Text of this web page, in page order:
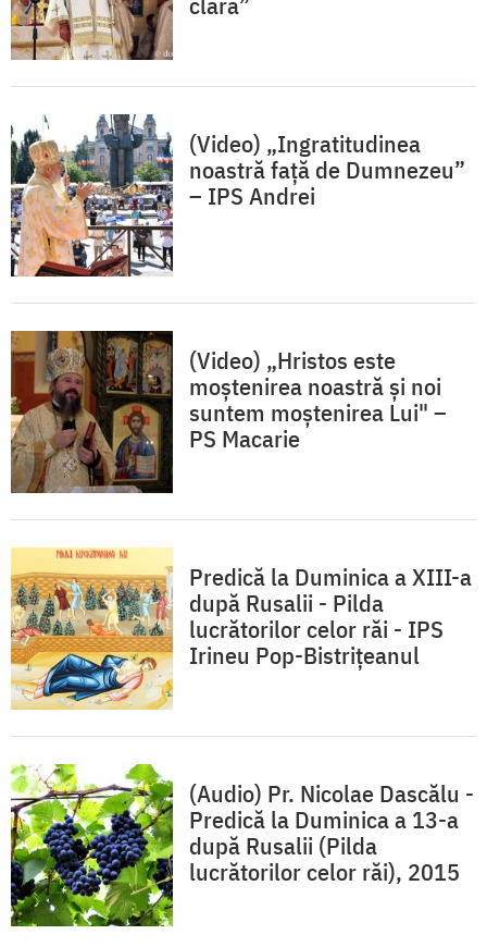
(Video) „Ingratitudinea
noastră față de Dumnezeu”
– IPS Andrei
(Video) „Hristos este
moștenirea noastră și noi
suntem moștenirea Lui" –
PS Macarie
Predică la Duminica a XIII-a
după Rusalii - Pilda
lucrătorilor celor răi - IPS
Irineu Pop-Bistriţeanul
(Audio) Pr. Nicolae Dascălu -
Predică la Duminica a 13-a
după Rusalii (Pilda
lucrătorilor celor răi), 2015